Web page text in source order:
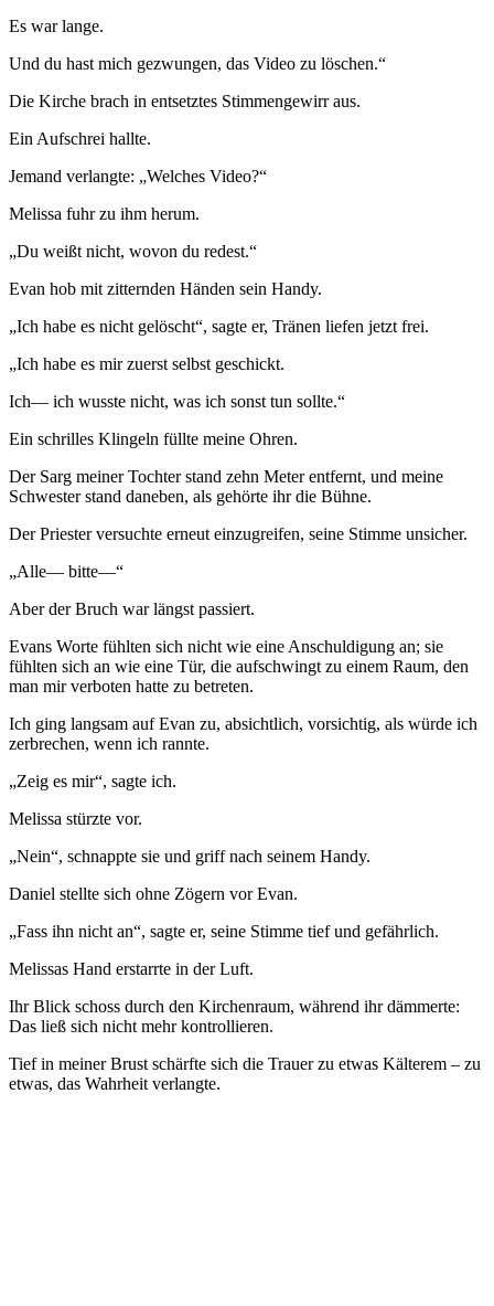
Es war lange.
Und du hast mich gezwungen, das Video zu löschen.“
Die Kirche brach in entsetztes Stimmengewirr aus.
Ein Aufschrei hallte.
Jemand verlangte: „Welches Video?“
Melissa fuhr zu ihm herum.
„Du weißt nicht, wovon du redest.“
Evan hob mit zitternden Händen sein Handy.
„Ich habe es nicht gelöscht“, sagte er, Tränen liefen jetzt frei.
„Ich habe es mir zuerst selbst geschickt.
Ich— ich wusste nicht, was ich sonst tun sollte.“
Ein schrilles Klingeln füllte meine Ohren.
Der Sarg meiner Tochter stand zehn Meter entfernt, und meine
Schwester stand daneben, als gehörte ihr die Bühne.
Der Priester versuchte erneut einzugreifen, seine Stimme unsicher.
„Alle— bitte—“
Aber der Bruch war längst passiert.
Evans Worte fühlten sich nicht wie eine Anschuldigung an; sie
fühlten sich an wie eine Tür, die aufschwingt zu einem Raum, den
man mir verboten hatte zu betreten.
Ich ging langsam auf Evan zu, absichtlich, vorsichtig, als würde ich
zerbrechen, wenn ich rannte.
„Zeig es mir“, sagte ich.
Melissa stürzte vor.
„Nein“, schnappte sie und griff nach seinem Handy.
Daniel stellte sich ohne Zögern vor Evan.
„Fass ihn nicht an“, sagte er, seine Stimme tief und gefährlich.
Melissas Hand erstarrte in der Luft.
Ihr Blick schoss durch den Kirchenraum, während ihr dämmerte:
Das ließ sich nicht mehr kontrollieren.
Tief in meiner Brust schärfte sich die Trauer zu etwas Kälterem – zu
etwas, das Wahrheit verlangte.